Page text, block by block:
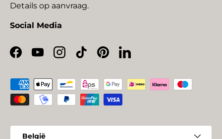
Details op aanvraag.
Social Media
Facebook
YouTubeInstagram
TikTokPinterestLinkedIn
Geaccepteerde betaalmethoden
België